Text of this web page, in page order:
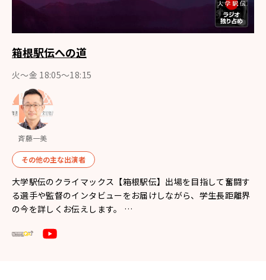
箱根駅伝への道
火～金 18:05～18:15
斉藤一美
その他の主な出演者
大学駅伝のクライマックス【箱根駅伝】出場を目指して奮闘す
る選手や監督のインタビューをお届けしながら、学生長距離界
の今を詳しくお伝えします。 …